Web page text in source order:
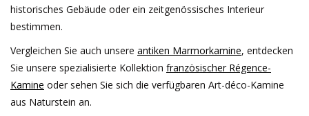
historisches Gebäude oder ein zeitgenössisches Interieur
bestimmen.
Vergleichen Sie auch unsere antiken Marmorkamine, entdecken
Sie unsere spezialisierte Kollektion französischer Régence-
Kamine oder sehen Sie sich die verfügbaren Art-déco-Kamine
aus Naturstein an.